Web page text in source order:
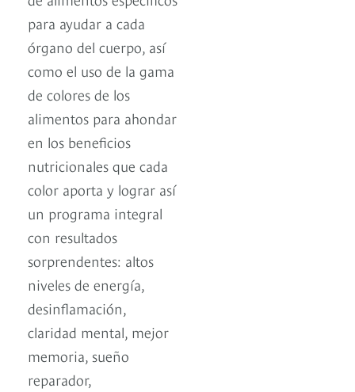
para ayudar a cada
órgano del cuerpo, así
como el uso de la gama
de colores de los
alimentos para ahondar
en los beneficios
nutricionales que cada
color aporta y lograr así
un programa integral
con resultados
sorprendentes: altos
niveles de energía,
desinflamación,
claridad mental, mejor
memoria, sueño
reparador,